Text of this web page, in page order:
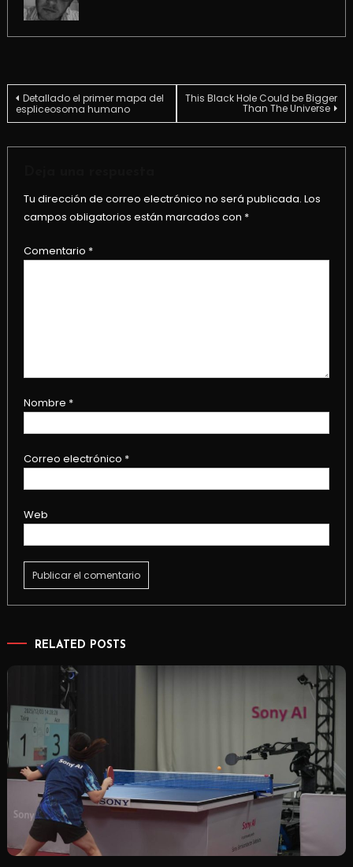
Navegación
Detallado el primer mapa del
espliceosoma humano
This Black Hole Could be Bigger
Than The Universe
Tu dirección de correo electrónico no será publicada. Los
campos obligatorios están marcados con *
Comentario *
Nombre *
Correo electrónico *
Web
RELATED POSTS